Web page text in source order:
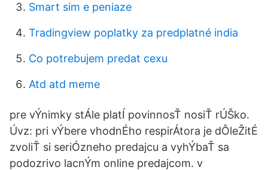
Smart sim e peniaze
Tradingview poplatky za predplatné india
Co potrebujem predat cexu
Atd atd meme
pre vÝnimky stÁle platÍ povinnosŤ nosiŤ rÚŠko.
Úvz: pri vÝbere vhodnÉho respirÁtora je dÔleŽitÉ
zvoliŤ si seriÓzneho predajcu a vyhÝbaŤ sa
podozrivo lacnÝm online predajcom. v